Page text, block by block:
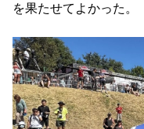
を果たせてよかった。